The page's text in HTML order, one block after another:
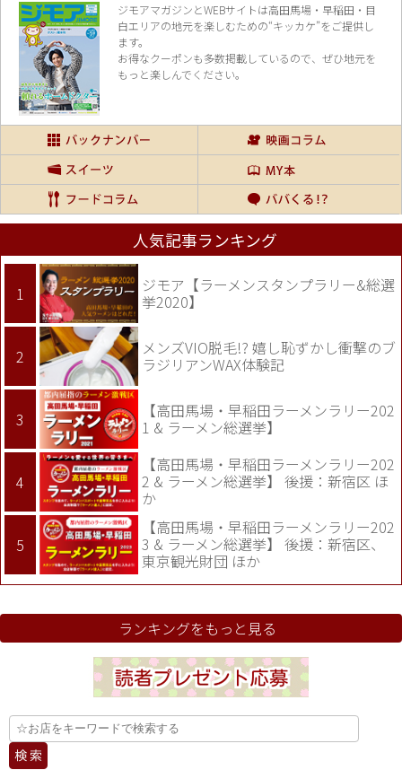
ジモアマガジンとWEBサイトは高田馬場・早稲田・目
白エリアの地元を楽しむための“キッカケ”をご提供し
ます。
お得なクーポンも多数掲載しているので、 ぜひ地元を
もっと楽しんでください。
人気記事ランキング
ジモア【ラーメンスタンプラリー&総選
挙2020】
メンズVIO脱毛!? 嬉し恥ずかし衝撃のブ
ラジリアンWAX体験記
【高田馬場・早稲田ラーメンラリー202
1 & ラーメン総選挙】
【高田馬場・早稲田ラーメンラリー202
2 & ラーメン総選挙】 後援：新宿区 ほ
か
【高田馬場・早稲田ラーメンラリー202
3 & ラーメン総選挙】 後援：新宿区、
東京観光財団 ほか
ランキングをもっと見る